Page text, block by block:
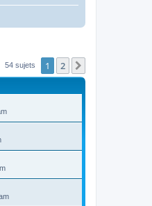
54 sujets 1 2